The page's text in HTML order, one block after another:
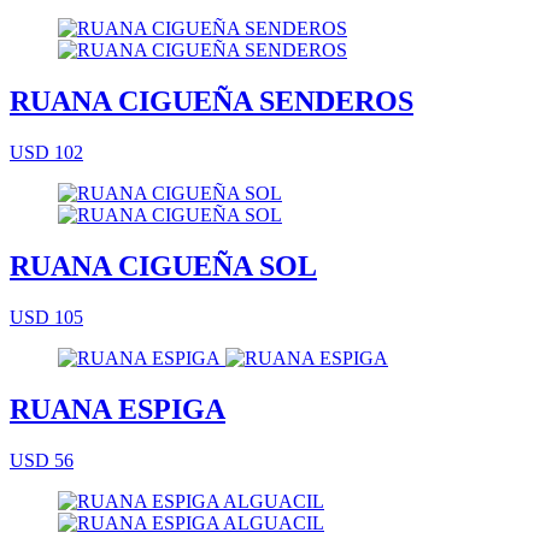
RUANA CIGUEÑA SENDEROS
USD 102
RUANA CIGUEÑA SOL
USD 105
RUANA ESPIGA
USD 56